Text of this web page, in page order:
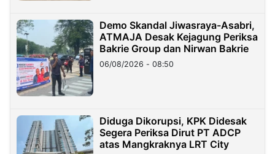
Demo Skandal Jiwasraya-Asabri,
ATMAJA Desak Kejagung Periksa
Bakrie Group dan Nirwan Bakrie
06/08/2026 - 08:50
Diduga Dikorupsi, KPK Didesak
Segera Periksa Dirut PT ADCP
atas Mangkraknya LRT City